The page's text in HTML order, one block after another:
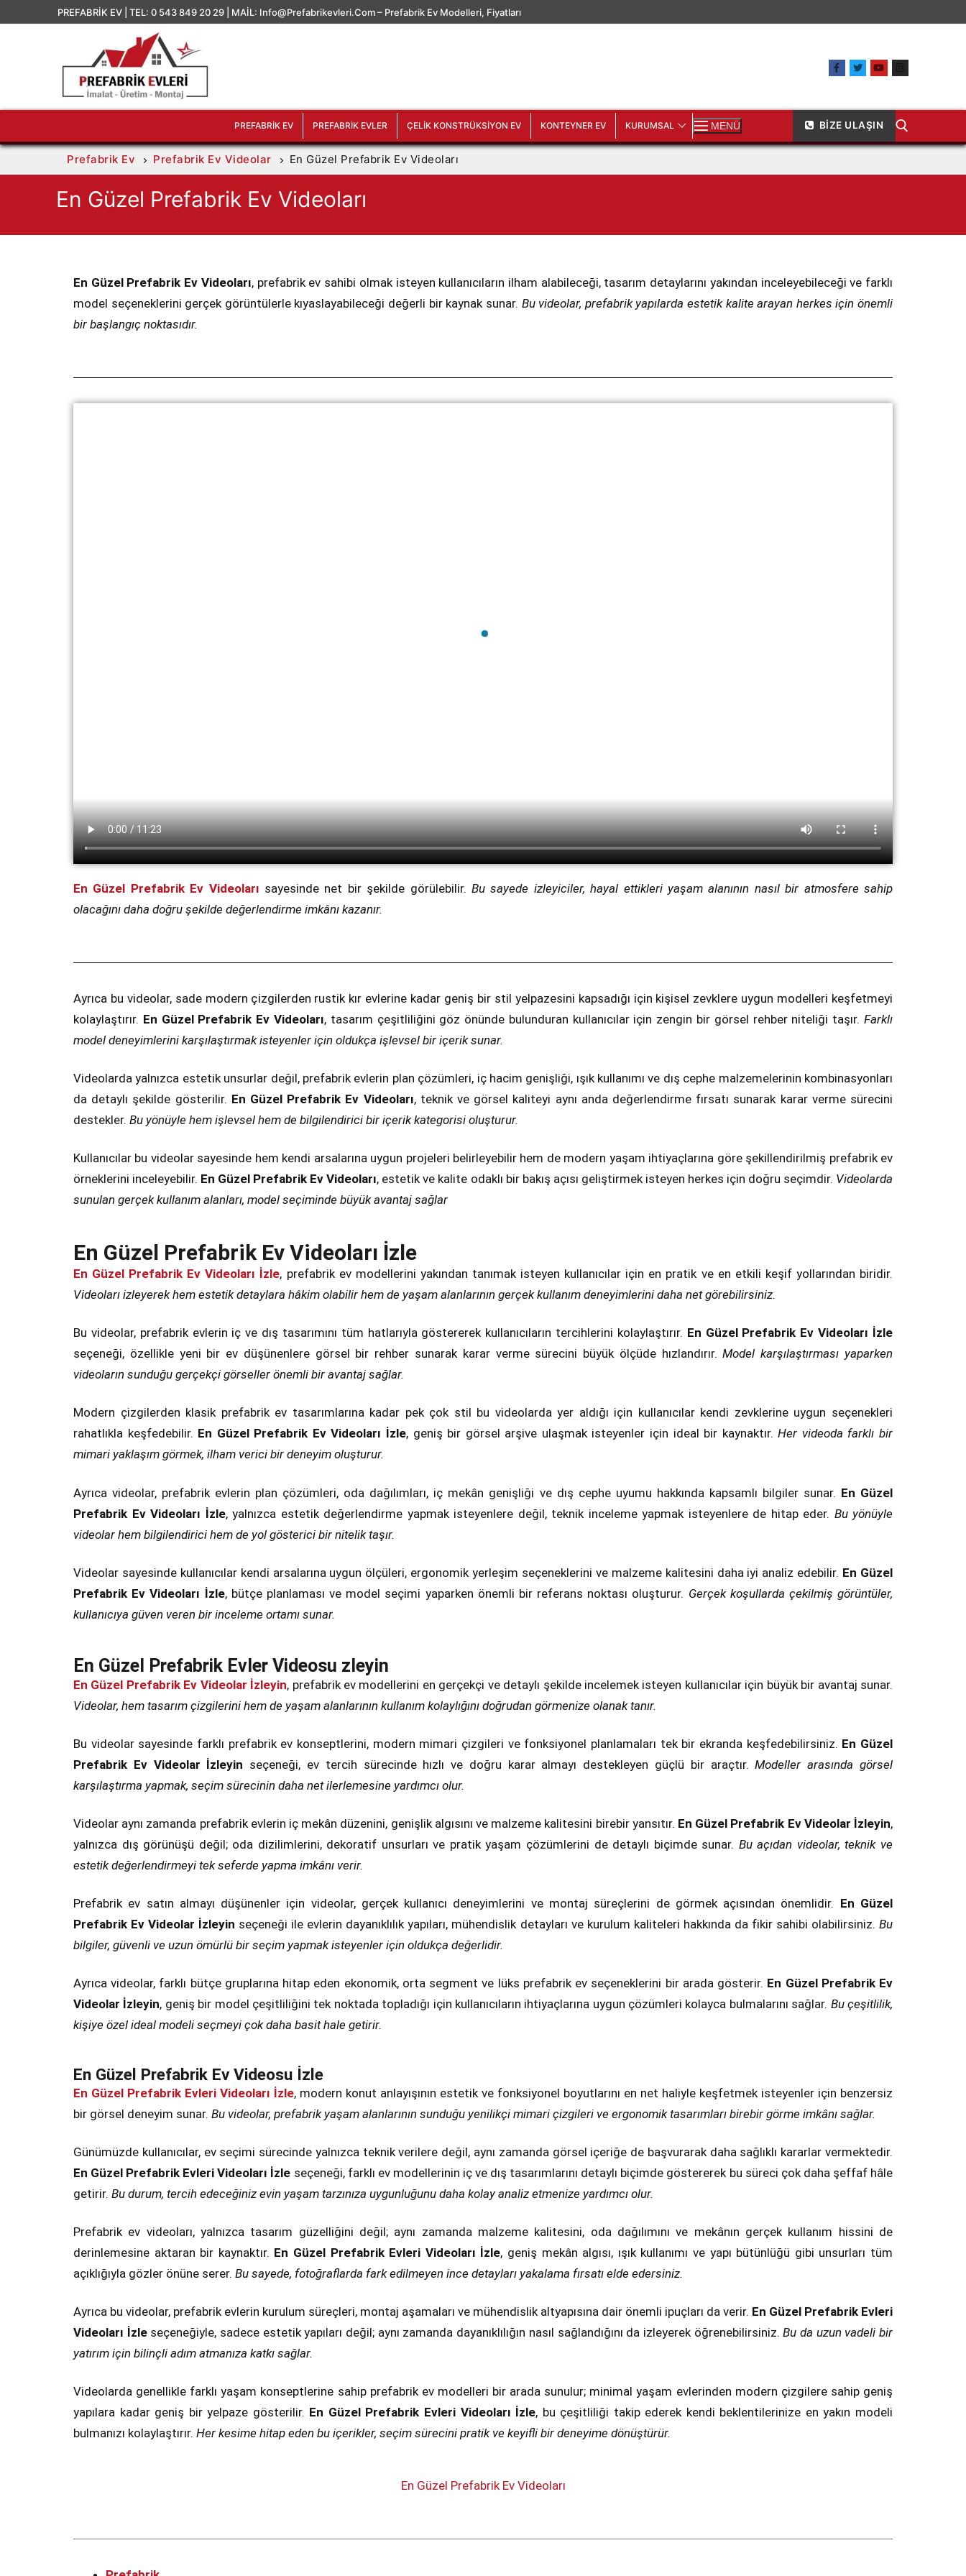
PREFABRİK EV | TEL: 0 543 849 20 29 | MAİL: Info@prefabrikevleri.com– Prefabrik Ev Modelleri, Fiyatları
PREFABRIK EV PREFABRIK EVLER ÇELIK KONSTRÜKSIYON EV KONTEYNER EV KURUMSAL MENÜ BIZE ULAŞIN
Prefabrik Ev Prefabrik Ev Videolar En Güzel Prefabrik Ev Videoları
En Güzel Prefabrik Ev Videoları
En Güzel Prefabrik Ev Videoları, prefabrik ev sahibi olmak isteyen kullanıcıların ilham alabileceği, tasarım detaylarını yakından inceleyebileceği ve farklı
model seçeneklerini gerçek görüntülerle kıyaslayabileceği değerli bir kaynak sunar. Bu videolar, prefabrik yapılarda estetik kalite arayan herkes için önemli
bir başlangıç noktasıdır.
En Güzel Prefabrik Ev Videoları sayesinde net bir şekilde görülebilir.Bu sayede izleyiciler, hayal ettikleri yaşam alanının nasıl bir atmosfere sahip
olacağını daha doğru şekilde değerlendirme imkânı kazanır.
Ayrıca bu videolar, sade modern çizgilerden rustik kır evlerine kadar geniş bir stil yelpazesini kapsadığı için kişisel zevklere uygun modelleri keşfetmeyi
kolaylaştırır. En Güzel Prefabrik Ev Videoları, tasarım çeşitliliğini göz önünde bulunduran kullanıcılar için zengin bir görsel rehber niteliği taşır.Farklı
model deneyimlerini karşılaştırmak isteyenler için oldukça işlevsel bir içerik sunar.
Videolarda yalnızca estetik unsurlar değil, prefabrik evlerin plan çözümleri, iç hacim genişliği, ışık kullanımı ve dış cephe malzemelerinin kombinasyonları
da detaylı şekilde gösterilir. En Güzel Prefabrik Ev Videoları, teknik ve görsel kaliteyi aynı anda değerlendirme fırsatı sunarak karar verme sürecini
destekler. Bu yönüyle hem işlevsel hem de bilgilendirici bir içerik kategorisi oluşturur.
Kullanıcılar bu videolar sayesinde hem kendi arsalarına uygun projeleri belirleyebilir hem de modern yaşam ihtiyaçlarına göre şekillendirilmiş prefabrik ev
örneklerini inceleyebilir. En Güzel Prefabrik Ev Videoları, estetik ve kalite odaklı bir bakış açısı geliştirmek isteyen herkes için doğru seçimdir. Videolarda
sunulan gerçek kullanım alanları, model seçiminde büyük avantaj sağlar
En Güzel Prefabrik Ev Videoları İzle
En Güzel Prefabrik Ev Videoları İzle, prefabrik ev modellerini yakından tanımak isteyen kullanıcılar için en pratik ve en etkili keşif yollarından biridir.
Videoları izleyerek hem estetik detaylara hâkim olabilir hem de yaşam alanlarının gerçek kullanım deneyimlerini daha net görebilirsiniz.
Bu videolar, prefabrik evlerin iç ve dış tasarımını tüm hatlarıyla göstererek kullanıcıların tercihlerini kolaylaştırır. En Güzel Prefabrik Ev Videoları İzle
seçeneği, özellikle yeni bir ev düşünenlere görsel bir rehber sunarak karar verme sürecini büyük ölçüde hızlandırır.Model karşılaştırması yaparken
videoların sunduğu gerçekçi görseller önemli bir avantaj sağlar.
Modern çizgilerden klasik prefabrik ev tasarımlarına kadar pek çok stil bu videolarda yer aldığı için kullanıcılar kendi zevklerine uygun seçenekleri
rahatlıkla keşfedebilir. En Güzel Prefabrik Ev Videoları İzle, geniş bir görsel arşive ulaşmak isteyenler için ideal bir kaynaktır.Her videoda farklı bir
mimari yaklaşım görmek, ilham verici bir deneyim oluşturur.
Ayrıca videolar, prefabrik evlerin plan çözümleri, oda dağılımları, iç mekân genişliği ve dış cephe uyumu hakkında kapsamlı bilgiler sunar. En Güzel
Prefabrik Ev Videoları İzle, yalnızca estetik değerlendirme yapmak isteyenlere değil, teknik inceleme yapmak isteyenlere de hitap eder. Bu yönüyle
videolar hem bilgilendirici hem de yol gösterici bir nitelik taşır.
Videolar sayesinde kullanıcılar kendi arsalarına uygun ölçüleri, ergonomik yerleşim seçeneklerini ve malzeme kalitesini daha iyi analiz edebilir. En Güzel
Prefabrik Ev Videoları İzle, bütçe planlaması ve model seçimi yaparken önemli bir referans noktası oluşturur. Gerçek koşullarda çekilmiş görüntüler,
kullanıcıya güven veren bir inceleme ortamı sunar.
En Güzel Prefabrik Evler Videosu zleyin
En Güzel Prefabrik Ev Videolar İzleyin, prefabrik ev modellerini en gerçekçi ve detaylı şekilde incelemek isteyen kullanıcılar için büyük bir avantaj sunar.
Videolar, hem tasarım çizgilerini hem de yaşam alanlarının kullanım kolaylığını doğrudan görmenize olanak tanır.
Bu videolar sayesinde farklı prefabrik ev konseptlerini, modern mimari çizgileri ve fonksiyonel planlamaları tek bir ekranda keşfedebilirsiniz. En Güzel
Prefabrik Ev Videolar İzleyin seçeneği, ev tercih sürecinde hızlı ve doğru karar almayı destekleyen güçlü bir araçtır.Modeller arasında görsel
karşılaştırma yapmak, seçim sürecinin daha net ilerlemesine yardımcı olur.
Videolar aynı zamanda prefabrik evlerin iç mekân düzenini, genişlik algısını ve malzeme kalitesini birebir yansıtır. En Güzel Prefabrik Ev Videolar İzleyin,
yalnızca dış görünüşü değil; oda dizilimlerini, dekoratif unsurları ve pratik yaşam çözümlerini de detaylı biçimde sunar. Bu açıdan videolar, teknik ve
estetik değerlendirmeyi tek seferde yapma imkânı verir.
Prefabrik ev satın almayı düşünenler için videolar, gerçek kullanıcı deneyimlerini ve montaj süreçlerini de görmek açısından önemlidir. En Güzel
Prefabrik Ev Videolar İzleyin seçeneği ile evlerin dayanıklılık yapıları, mühendislik detayları ve kurulum kaliteleri hakkında da fikir sahibi olabilirsiniz.Bu
bilgiler, güvenli ve uzun ömürlü bir seçim yapmak isteyenler için oldukça değerlidir.
Ayrıca videolar, farklı bütçe gruplarına hitap eden ekonomik, orta segment ve lüks prefabrik ev seçeneklerini bir arada gösterir. En Güzel Prefabrik Ev
Videolar İzleyin, geniş bir model çeşitliliğini tek noktada topladığı için kullanıcıların ihtiyaçlarına uygun çözümleri kolayca bulmalarını sağlar. Bu çeşitlilik,
kişiye özel ideal modeli seçmeyi çok daha basit hale getirir.
En Güzel Prefabrik Ev Videosu İzle
En Güzel Prefabrik Evleri Videoları İzle, modern konut anlayışının estetik ve fonksiyonel boyutlarını en net haliyle keşfetmek isteyenler için benzersiz
bir görsel deneyim sunar. Bu videolar, prefabrik yaşam alanlarının sunduğu yenilikçi mimari çizgileri ve ergonomik tasarımları birebir görme imkânı sağlar.
Günümüzde kullanıcılar, ev seçimi sürecinde yalnızca teknik verilere değil, aynı zamanda görsel içeriğe de başvurarak daha sağlıklı kararlar vermektedir.
En Güzel Prefabrik Evleri Videoları İzle seçeneği, farklı ev modellerinin iç ve dış tasarımlarını detaylı biçimde göstererek bu süreci çok daha şeffaf hâle
getirir. Bu durum, tercih edeceğiniz evin yaşam tarzınıza uygunluğunu daha kolay analiz etmenize yardımcı olur.
Prefabrik ev videoları, yalnızca tasarım güzelliğini değil; aynı zamanda malzeme kalitesini, oda dağılımını ve mekânın gerçek kullanım hissini de
derinlemesine aktaran bir kaynaktır. En Güzel Prefabrik Evleri Videoları İzle, geniş mekân algısı, ışık kullanımı ve yapı bütünlüğü gibi unsurları tüm
açıklığıyla gözler önüne serer. Bu sayede, fotoğraflarda fark edilmeyen ince detayları yakalama fırsatı elde edersiniz.
Ayrıca bu videolar, prefabrik evlerin kurulum süreçleri, montaj aşamaları ve mühendislik altyapısına dair önemli ipuçları da verir. En Güzel Prefabrik Evleri
Videoları İzleseçeneğiyle, sadece estetik yapıları değil; aynı zamanda dayanıklılığın nasıl sağlandığını da izleyerek öğrenebilirsiniz.Bu da uzun vadeli bir
yatırım için bilinçli adım atmanıza katkı sağlar.
Videolarda genellikle farklı yaşam konseptlerine sahip prefabrik ev modelleri bir arada sunulur; minimal yaşam evlerinden modern çizgilere sahip geniş
yapılara kadar geniş bir yelpaze gösterilir. En Güzel Prefabrik Evleri Videoları İzle, bu çeşitliliği takip ederek kendi beklentilerinize en yakın modeli
bulmanızı kolaylaştırır. Her kesime hitap eden bu içerikler, seçim sürecini pratik ve keyifli bir deneyime dönüştürür.
En Güzel Prefabrik Ev Videoları